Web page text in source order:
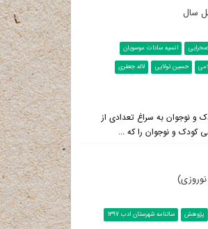
صحرایی
انسیه سادات موسویان
حسین تولایی
لاله جعفری
و نوجوان به سراغ تعدادی از
کودک و نوجوان را که ...
پژوهش
سالنامه شهرستان ادب 1397